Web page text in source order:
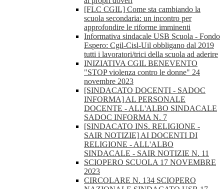
[FLC CGIL] Come sta cambiando la
scuola secondaria: un incontro per
approfondire le riforme imminenti
Informativa sindacale USB Scuola - Fondo
Espero: Cgil-Cisl-Uil obbligano dal 2019
tutti i lavoratori/trici della scuola ad aderire
INIZIATIVA CGIL BENEVENTO
"STOP violenza contro le donne" 24
novembre 2023
[SINDACATO DOCENTI - SADOC
INFORMA] AL PERSONALE
DOCENTE - ALL'ALBO SINDACALE
SADOC INFORMA N. 7
[SINDACATO INS. RELIGIONE -
SAIR NOTIZIE] AI DOCENTI DI
RELIGIONE - ALL'ALBO
SINDACALE - SAIR NOTIZIE N. 11
SCIOPERO SCUOLA 17 NOVEMBRE
2023
CIRCOLARE N. 134 SCIOPERO